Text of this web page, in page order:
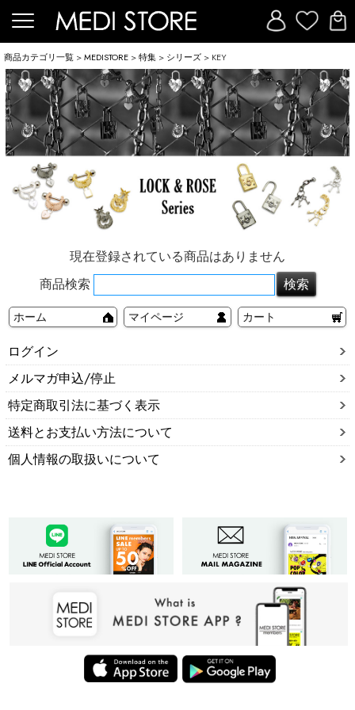
商品カテゴリ一覧 >MEDISTORE >特集 > シリーズ > KEY
現在登録されている商品はありません
商品検索
ホーム マイページ カート
ログイン
メルマガ申込/停止
特定商取引法に基づく表示
送料とお支払い方法について
個人情報の取扱いについて